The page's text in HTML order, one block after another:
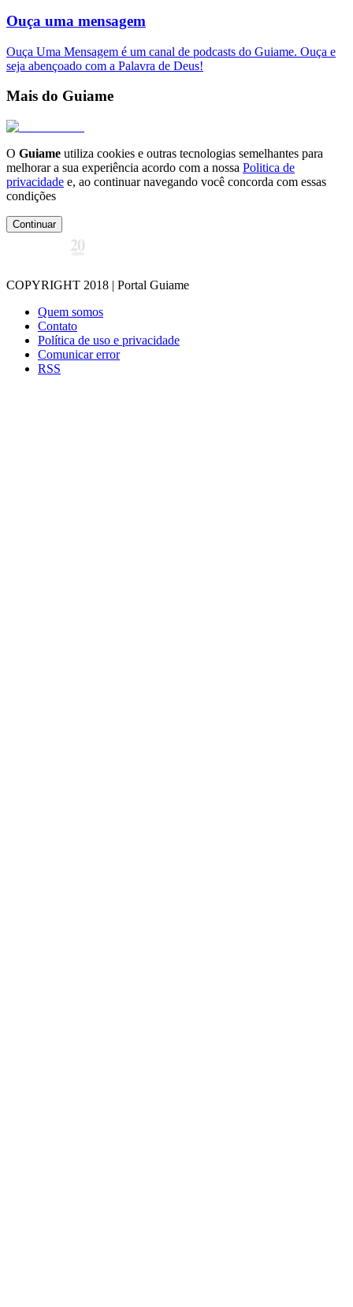
Ouça uma mensagem
Ouça Uma Mensagem é um canal de podcasts do Guiame. Ouça e
seja abençoado com a Palavra de Deus!
Mais do Guiame
O Guiame utiliza cookies e outras tecnologias semelhantes para
melhorar a sua experiência acordo com a nossa Politica de
privacidade e, ao continuar navegando você concorda com essas
condições
Continuar
COPYRIGHT 2018 | Portal Guiame
Quem somos
Contato
Política de uso e privacidade
Comunicar error
RSS